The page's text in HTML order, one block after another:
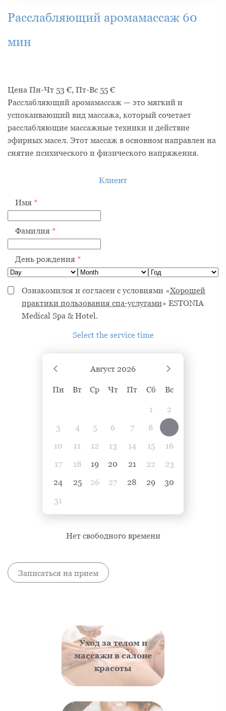
Расслабляющий аромамассаж 60
мин
Цена Пн-Чт 53 €, Пт-Вс 55 €
Расслабляющий аромамассаж — это мягкий и
успокаивающий вид массажа, который сочетает
расслабляющие массажные техники и действие
эфирных масел. Этот массаж в основном направлен на
снятие психического и физического напряжения.
Клиент
Имя *
Фамилия *
День рождения *
Ознакомился и согласен с условиями «Хорошей
практики пользования спа-услугами» ESTONIA
Medical Spa & Hotel.
Select the service time
Август 2026
Пн Вт Ср Чт Пт Сб Вс
1
2
3
4 5 6 7 8
10
11 12 13 14 15
16
17
18 19 20 21 22
23
24
25 26 27 28 29
30
31
Нет свободного времени
Записаться на прием
Уход за телом и
массажи в салоне
красоты